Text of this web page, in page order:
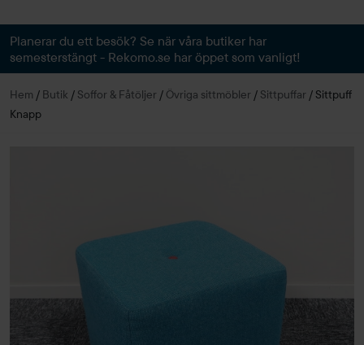
Planerar du ett besök? Se när våra butiker har
semesterstängt - Rekomo.se har öppet som vanligt!
Hem / Butik / Soffor & Fåtöljer / Övriga sittmöbler / Sittpuffar / Sittpuff
Knapp